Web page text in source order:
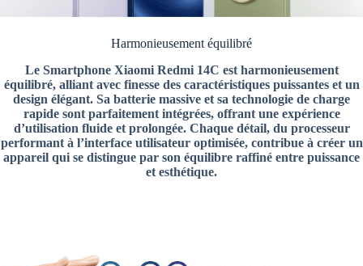
Harmonieusement équilibré
Le Smartphone Xiaomi Redmi 14C est harmonieusement
équilibré, alliant avec finesse des caractéristiques puissantes et un
design élégant. Sa batterie massive et sa technologie de charge
rapide sont parfaitement intégrées, offrant une expérience
d’utilisation fluide et prolongée. Chaque détail, du processeur
performant à l’interface utilisateur optimisée, contribue à créer un
appareil qui se distingue par son équilibre raffiné entre puissance
et esthétique.